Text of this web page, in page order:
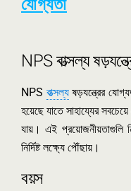
NPS বাত্সল্য
NPS বাত্সল্যষড়যন্ত্রের
হয়েছে যাতে সাহায্যের
যায়। এই প্রয়োজনীয়তাগুলি
নির্দিষ্ট লক্ষ্যে পৌঁছায়।
বয়স